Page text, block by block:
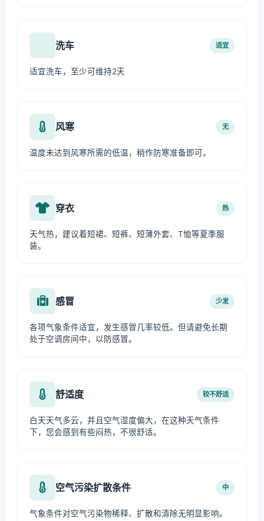
洗车 适宜
适宜洗车，至少可维持2天
风寒 无
温度未达到风寒所需的低温，稍作防寒准备即可。
穿衣 热
天气热，建议着短裙、短裤、短薄外套、T恤等夏季服
装。
感冒 少发
各项气象条件适宜，发生感冒几率较低。但请避免长期
处于空调房间中，以防感冒。
舒适度 较不舒适
白天天气多云，并且空气湿度偏大，在这种天气条件
下，您会感到有些闷热，不很舒适。
空气污染扩散条件 中
气象条件对空气污染物稀释、扩散和清除无明显影响。